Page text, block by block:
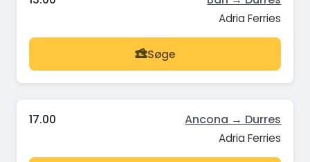
Adria Ferries
Søge
17.00 Ancona → Durres
Adria Ferries